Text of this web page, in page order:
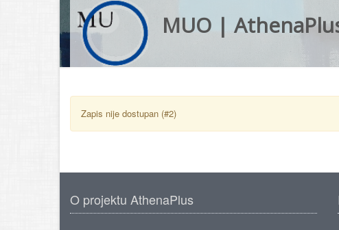
MUO |
Zapis nije dostupan (#2)
O projektu AthenaPlus